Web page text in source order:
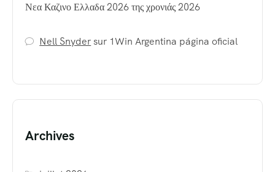
Νεα Καζινο Ελλαδα 2026 της χρονιάς 2026
Nell Snydersur 1Win Argentina página oficial
Archives